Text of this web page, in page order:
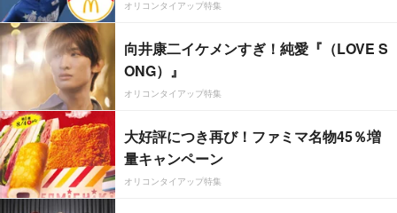
オリコンタイアップ特集
向井康二イケメンすぎ！純愛『（LOVE S
ONG）』
オリコンタイアップ特集
大好評につき再び！ファミマ名物45％増
量キャンペーン
オリコンタイアップ特集